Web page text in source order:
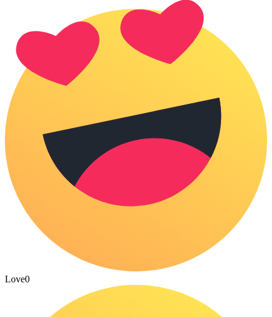
Love0